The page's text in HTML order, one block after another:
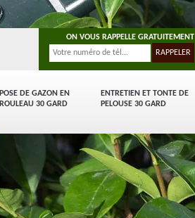
POSE DE GAZON EN
ROULEAU 30 GARD
ENTRETIEN ET TONTE DE
PELOUSE 30 GARD
ON VOUS RAPPELLE GRATUITEMENT